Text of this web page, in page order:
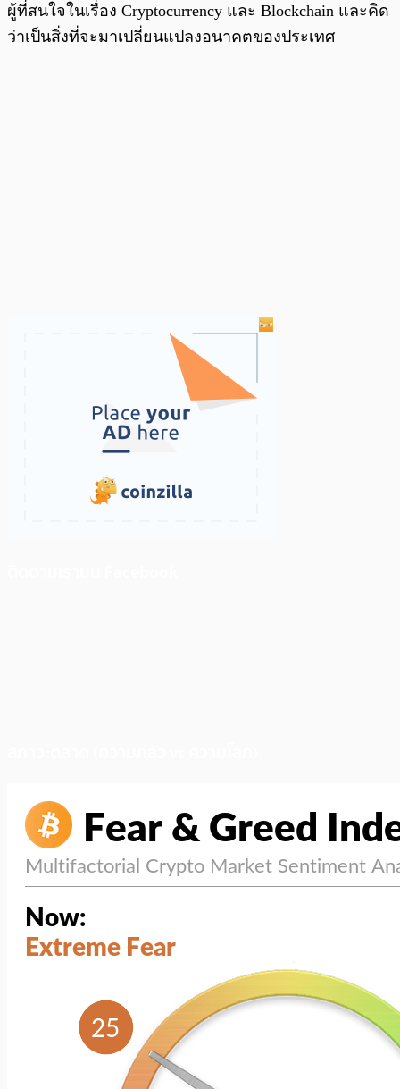
ผู้ที่สนใจในเรื่อง Cryptocurrency และ Blockchain และคิด
ว่าเป็นสิ่งที่จะมาเปลี่ยนแปลงอนาคตของประเทศ